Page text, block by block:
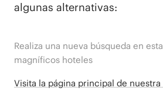
algunas alternativas:
Realiza una nueva búsqueda en
magníficos hoteles
Visita la página principal de